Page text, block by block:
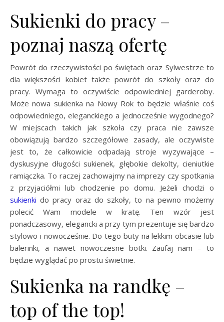
Sukienki do pracy –
poznaj naszą ofertę
Powrót do rzeczywistości po świętach oraz Sylwestrze to
dla większości kobiet także powrót do szkoły oraz do
pracy. Wymaga to oczywiście odpowiedniej garderoby.
Może nowa sukienka na Nowy Rok to będzie właśnie coś
odpowiedniego, eleganckiego a jednocześnie wygodnego?
W miejscach takich jak szkoła czy praca nie zawsze
obowiązują bardzo szczegółowe zasady, ale oczywiste
jest to, że całkowicie odpadają stroje wyzywające –
dyskusyjne długości sukienek, głębokie dekolty, cieniutkie
ramiączka. To raczej zachowajmy na imprezy czy spotkania
z przyjaciółmi lub chodzenie po domu. Jeżeli chodzi o
sukienki do pracy oraz do szkoły, to na pewno możemy
polecić Wam modele w kratę. Ten wzór jest
ponadczasowy, elegancki a przy tym prezentuje się bardzo
stylowo i nowocześnie. Do tego buty na lekkim obcasie lub
balerinki, a nawet nowoczesne botki. Zaufaj nam – to
będzie wyglądać po prostu świetnie.
Sukienka na randkę –
top of the top!